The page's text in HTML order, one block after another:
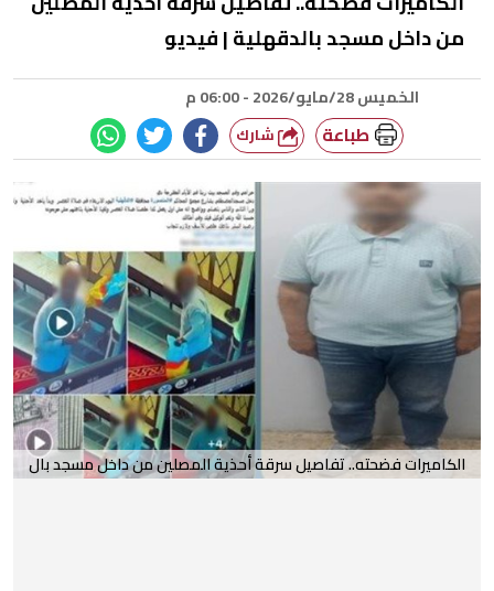
من داخل مسجد بالدقهلية | فيديو
الخميس 28/مايو/2026 - 06:00 م
طباعة
الكاميرات فضحته.. تفاصيل سرقة أحذية المصلين من داخل مسجد بال